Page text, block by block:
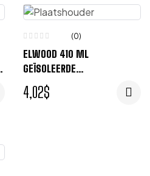
(0)
ELWOOD 410 ML
GEÏSOLEERDE
THERMOSBEKER – ZILVER,
ROOD
4,02$